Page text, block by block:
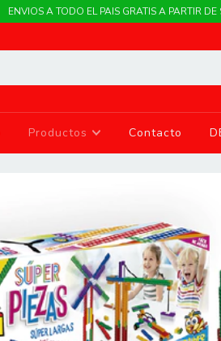
ENVIOS A TODO EL PAIS GRATIS A PARTIR
Productos Contacto